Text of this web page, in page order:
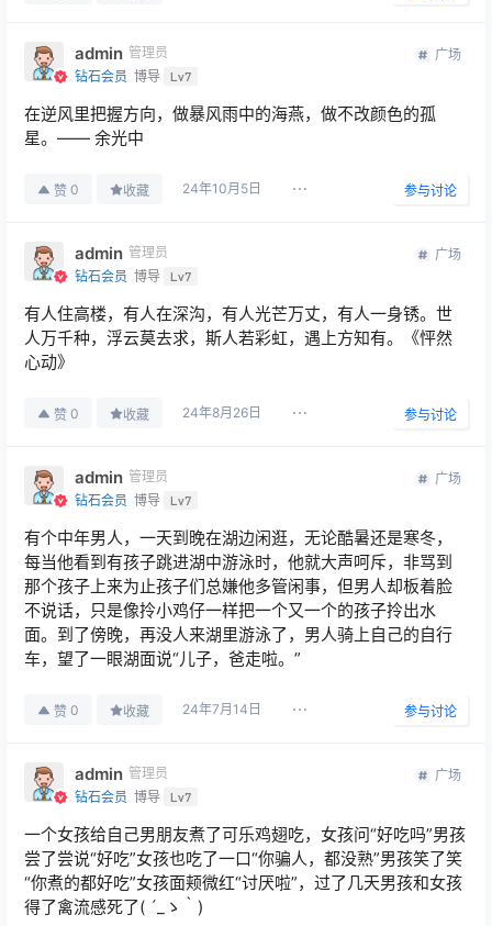
admin 管理员
钻石会员 博导 Lv7
广场
在逆风里把握方向，做暴风雨中的海燕，做不改颜色的孤
星。—— 余光中
赞 0 收藏 24年10月5日 参与讨论
admin 管理员
钻石会员 博导 Lv7
广场
有人住高楼，有人在深沟，有人光芒万丈，有人一身锈。世
人万千种，浮云莫去求，斯人若彩虹，遇上方知有。《怦然
心动》
赞 0 收藏 24年8月26日 参与讨论
admin 管理员
钻石会员 博导 Lv7
广场
有个中年男人，一天到晚在湖边闲逛，无论酷暑还是寒冬，
每当他看到有孩子跳进湖中游泳时，他就大声呵斥，非骂到
那个孩子上来为止孩子们总嫌他多管闲事，但男人却板着脸
不说话，只是像拎小鸡仔一样把一个又一个的孩子拎出水
面。到了傍晚，再没人来湖里游泳了，男人骑上自己的自行
车，望了一眼湖面说“儿子，爸走啦。”
赞 0 收藏 24年7月14日 参与讨论
admin 管理员
钻石会员 博导 Lv7
广场
一个女孩给自己男朋友煮了可乐鸡翅吃，女孩问“好吃吗”男孩
尝了尝说“好吃”女孩也吃了一口“你骗人，都没熟”男孩笑了笑
“你煮的都好吃”女孩面颊微红“讨厌啦”，过了几天男孩和女孩
得了禽流感死了( ´_ゝ｀)